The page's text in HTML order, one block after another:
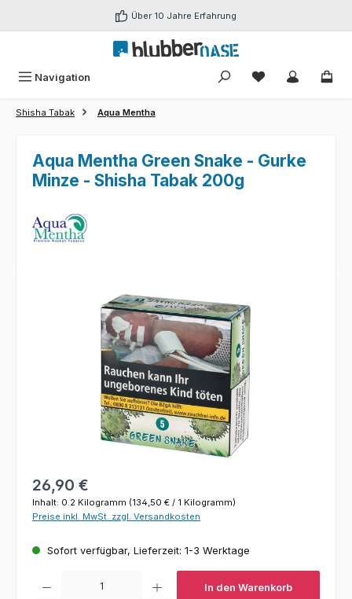
Zum Hauptinhalt springen Über 10 Jahre Erfahrung
Navigation Du hast 0
Shisha Tabak Aqua Mentha
Aqua Mentha Green Snake - Gurke
Minze - Shisha Tabak 200g
Bildergalerie überspringen
Regulärer Preis:
26,90 €
Inhalt: 0.2 Kilogramm (134,50 € / 1 Kilogramm)
Preise inkl. MwSt. zzgl. Versandkosten
Sofort verfügbar, Lieferzeit: 1-3 Werktage
In den Warenkorb